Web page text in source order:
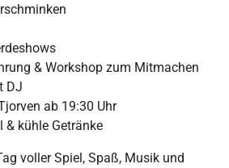
& Workshop zum Mitmachen
DJ
ab 19:30 Uhr
& kühle Getränke
voller Spiel, Spaß, Musik und